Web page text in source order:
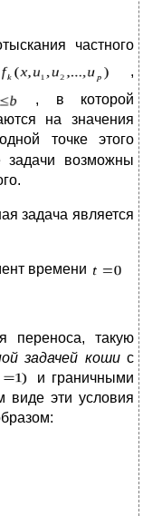
частного
,
, в которой
на значения
точке этого
задачи возможны
задача является
времени
переноса, такую
задачей кошис
и граничными
эти условия